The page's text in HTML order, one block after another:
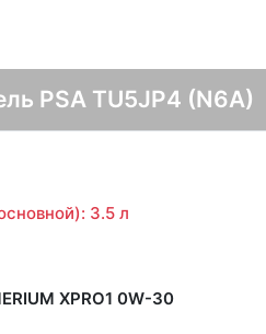
PSA TU5JP4 (N6A)
3.5 л
XPRO1 0W-30